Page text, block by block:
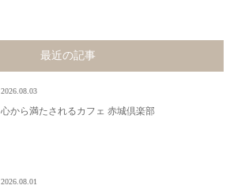
最近の記事
2026.08.03
心から満たされるカフェ 赤城倶楽部
2026.08.01